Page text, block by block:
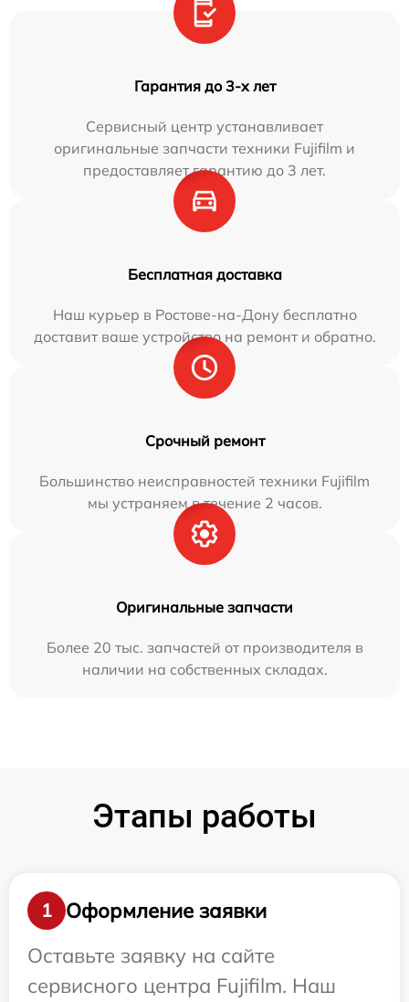
Гарантия до 3-х лет
Сервисный центр устанавливает
оригинальные запчасти техники Fujifilm и
предоставляет гарантию до 3 лет.
Бесплатная доставка
Наш курьер в Ростове-на-Дону бесплатно
доставит ваше устройство на ремонт и обратно.
Срочный ремонт
Большинство неисправностей техники Fujifilm
мы устраняем в течение 2 часов.
Оригинальные запчасти
Более 20 тыс. запчастей от производителя в
наличии на собственных складах.
Этапы работы
1
Оформление заявки
Оставьте заявку на сайте
сервисного центра Fujifilm. Наш